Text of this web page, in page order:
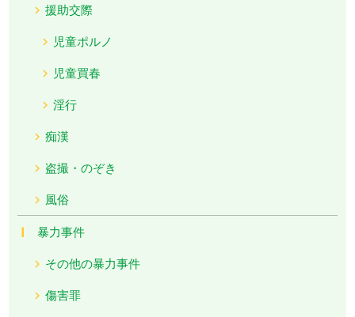
援助交際
児童ポルノ
児童買春
淫行
痴漢
盗撮・のぞき
風俗
暴力事件
その他の暴力事件
傷害罪